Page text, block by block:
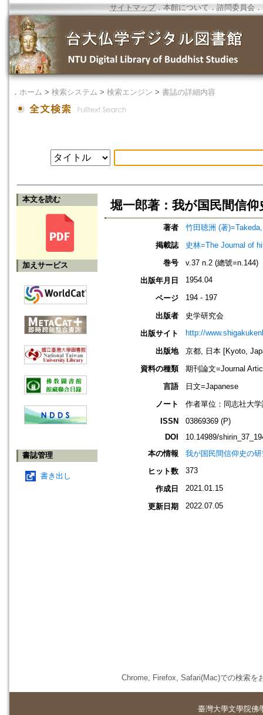
サイトマップ．本館について ． 諮問委員会 ．
． ホーム > 検索システム > 検索エンジン > 書誌の詳細内容
本文を読む
加えサービス
書誌管理
書き出し
堀一郎著：我が国民間信仰
著者
竹田聴洲 (著
掲載誌
史林=The Journal of
巻号
v.37 n.2 (總號=n.144)
出版年月日
1954.04
ページ 194 - 197
出版者
史学研究会
出版サイト
http://
出版地
京都, 日本 [Kyoto,
資料の種類
期刊論文=Journal
言語
日文=Japanese
ノート
作者單位：同志社大
ISSN
03869369 (P)
DOI
10.14989/
本の情報
我が国民間信仰史の
ヒット数
373
作成日 2021.01.15
更新日期 2022.07.05
Chrome, Firefox, Safari(Mac)での検索を
臺灣大學文學院佛